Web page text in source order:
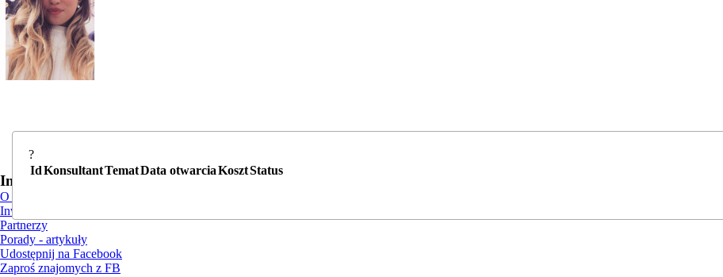
?
IdKonsultantTematData otwarciaKosztStatus
Informacje
O nas
Inwestorzy i reklama
Partnerzy
Porady - artykuły
Udostępnij na Facebook
Zaproś znajomych z FB